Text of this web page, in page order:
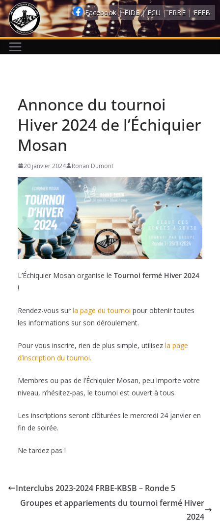
Passer
au
contenu
Annonce du tournoi
Hiver 2024 de l’Échiquier
Mosan
20 janvier 2024 Ronan Dumont
L’Échiquier Mosan organise le Tournoi fermé Hiver 2024
!
Rendez-vous sur la page du tournoi pour obtenir toutes
les informations sur son déroulement.
Pour vous inscrire, rien de plus simple, utilisez la page
d’inscription du tournoi.
Membres ou pas de l’Échiquier Mosan, peu importe votre
niveau, n’hésitez-pas, le tournoi est ouvert à tous.
Les inscriptions seront clôturées le mercredi 24 janvier en
fin de soirée.
Ne tardez pas !
Interclubs 2023-2024 FRBE-KBSB – Ronde 5
Groupes et appariements du tournoi fermé Hiver
2024
Facebook| FIDE| ECU | FRBE | FEFB